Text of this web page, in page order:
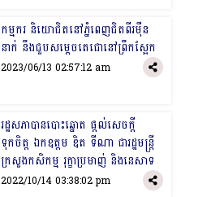
កម្មករ និយោជិតនៅភ្នំពេញជិតពីរម៉ឺន
នាក់ នឹងជួបសម្ដេចតេជោនៅព្រឹកស្អែក
2023/06/13 02:57:12 am
រដ្ឋសភាបានបោះឆ្នោត ផ្តល់សេចក្តី
ទុកចិត្ត ឯកឧត្តម ឌិត ទីណា ជារដ្ឋមន្រ្តី
ក្រសួងកសិកម្ម រុក្ខាប្រមាញ់ និងនេសាទ
2022/10/14 03:38:02 pm